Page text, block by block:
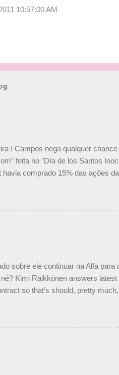
10:57:00 AM
! Campos nega qualquer
feita no "Día de los Santos
havia comprado 15% das ações
ao declarar que o brasileiro
uma oferta de Piquet",
ter dois brasileiros”, explicou,
sobre ele continuar na Alfa
Kimi Räikkönen answers
so that’s should, pretty
há tantos anos na F1. What is it
GSAu1LWnwW —